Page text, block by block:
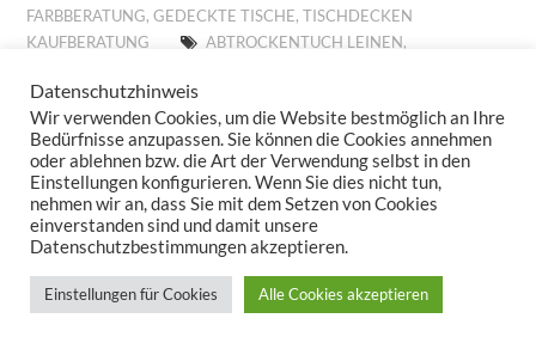
FARBBERATUNG,GEDECKTE TISCHE,TISCHDECKEN
KAUFBERATUNG
ABTROCKENTUCH LEINEN,
ABTROCKENTÜCHER SANDER
ABWASCHBARE TISCHSETS,ABWASCHBARE TISCHWÄSCHE,
ABWASCHBARES TISCHSET ,ABWASCHBARES TISCHTUCH,
ABWASCHTUCH SANDER
ABWASCHTÜCHER SANDER
ABWISCHBARE TISCHDECKE, ABWISCHBARE TISCHDECKEN
ABWISCHBARE TISCHLÄUFER,ABWISCHBARE TISCHTÜCHER
ABWISCHBARES TISCHTUCH,ALLROUND BASKET FRÜHLING
ALLROUND BASKET GOBELIN,ALLROUND BASKET
WEIHNACHTEN,ALLTAGSTISCHDECKE,AUFLEGER GOBELIN
Datenschutzhinweis
Wir verwenden Cookies, um die Website bestmöglich an Ihre
Bedürfnisse anzupassen. Sie können die Cookies annehmen
oder ablehnen bzw. die Art der Verwendung selbst in den
Einstellungen konfigurieren. Wenn Sie dies nicht tun,
nehmen wir an, dass Sie mit dem Setzen von Cookies
einverstanden sind und damit unsere
Datenschutzbestimmungen akzeptieren.
Einstellungen für Cookies Alle Cookies akzeptieren